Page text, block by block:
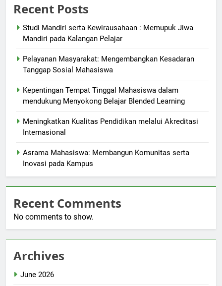
Recent Posts
Studi Mandiri serta Kewirausahaan : Memupuk Jiwa
Mandiri pada Kalangan Pelajar
Pelayanan Masyarakat: Mengembangkan Kesadaran
Tanggap Sosial Mahasiswa
Kepentingan Tempat Tinggal Mahasiswa dalam
mendukung Menyokong Belajar Blended Learning
Meningkatkan Kualitas Pendidikan melalui Akreditasi
Internasional
Asrama Mahasiswa: Membangun Komunitas serta
Inovasi pada Kampus
Recent Comments
No comments to show.
Archives
June 2026